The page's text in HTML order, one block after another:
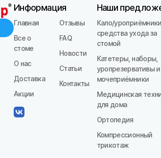
Информация
Главная
Все о
стоме
О нас
Доставка
Акции
Отзывы
FAQ
Новости
Статьи
Контакты
Наши
Кало/уроприёмники,
средства ухода за
стомой
Катетеры, наборы,
уропрезервативы и
мочеприёмники
Медицинская
для дома
Ортопедия
Компрессионный
трикотаж